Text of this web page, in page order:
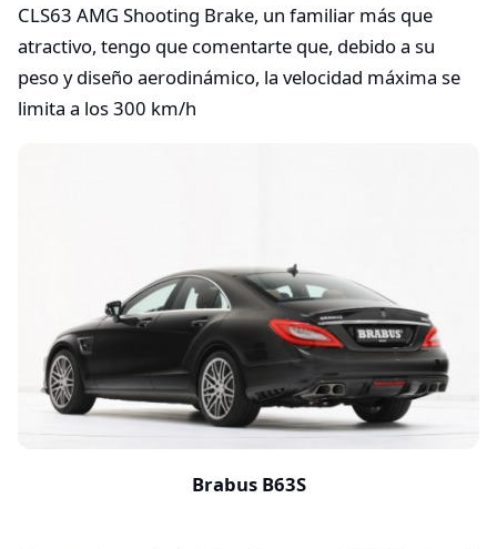
CLS63 AMG Shooting Brake, un familiar más que
atractivo, tengo que comentarte que, debido a su
peso y diseño aerodinámico, la velocidad máxima se
limita a los 300 km/h
Brabus B63S